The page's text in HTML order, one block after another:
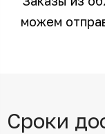
можем
Сроки